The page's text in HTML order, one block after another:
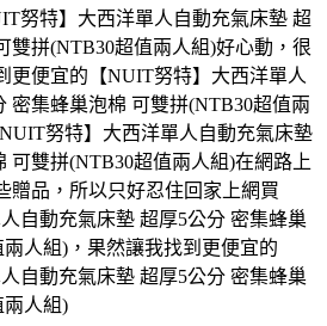
努特】大西洋單人自動充氣床墊 超
雙拼(NTB30超值兩人組)好心動，很
更便宜的【NUIT努特】大西洋單人
密集蜂巢泡棉 可雙拼(NTB30超值兩
努特】大西洋單人自動充氣床墊
可雙拼(NTB30超值兩人組)在網路上
贈品，所以只好忍住回家上網買
自動充氣床墊 超厚5公分 密集蜂巢
人組)，果然讓我找到更便宜的
自動充氣床墊 超厚5公分 密集蜂巢
兩人組)